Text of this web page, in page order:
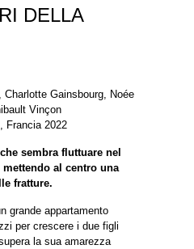
DELLA
Gainsbourg, Noée
Vinçon
Francia 2022
sembra fluttuare nel
al centro una
fratture.
grande appartamento
per crescere i due figli
la sua amarezza